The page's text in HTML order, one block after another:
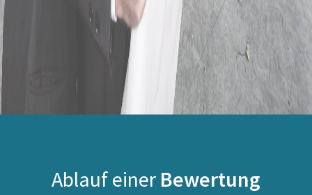
Ablauf einer Bewertung